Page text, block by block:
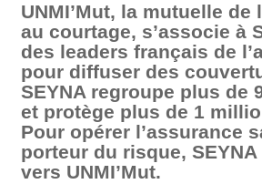
UNMI’Mut, la mutuelle de
au courtage, s’associe à
des leaders français de
pour diffuser des
SEYNA regroupe plus de
et protège plus de 1
Pour opérer l’assurance
porteur du risque, SEYNA
vers UNMI’Mut.